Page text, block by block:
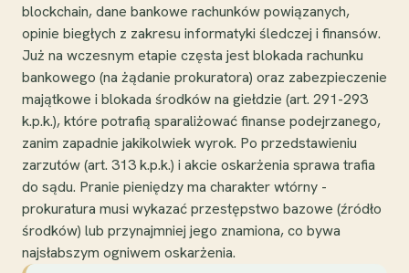
blockchain, dane bankowe rachunków powiązanych,
opinie biegłych z zakresu informatyki śledczej i finansów.
Już na wczesnym etapie częsta jest blokada rachunku
bankowego (na żądanie prokuratora) oraz zabezpieczenie
majątkowe i blokada środków na giełdzie (art. 291-293
k.p.k.), które potrafią sparaliżować finanse podejrzanego,
zanim zapadnie jakikolwiek wyrok. Po przedstawieniu
zarzutów (art. 313 k.p.k.) i akcie oskarżenia sprawa trafia
do sądu. Pranie pieniędzy ma charakter wtórny -
prokuratura musi wykazać przestępstwo bazowe (źródło
środków) lub przynajmniej jego znamiona, co bywa
najsłabszym ogniwem oskarżenia.